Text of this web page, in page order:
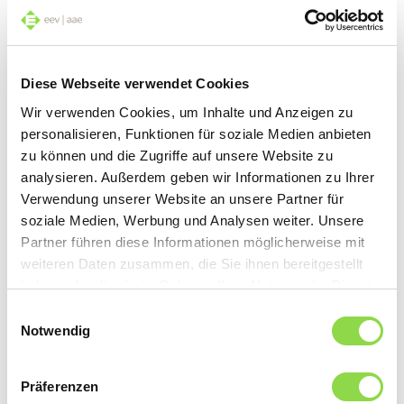
Diese Webseite verwendet Cookies
Wir verwenden Cookies, um Inhalte und Anzeigen zu
personalisieren, Funktionen für soziale Medien anbieten
zu können und die Zugriffe auf unsere Website zu
analysieren. Außerdem geben wir Informationen zu Ihrer
Verwendung unserer Website an unsere Partner für
soziale Medien, Werbung und Analysen weiter. Unsere
Partner führen diese Informationen möglicherweise mit
weiteren Daten zusammen, die Sie ihnen bereitgestellt
haben oder die sie im Rahmen Ihrer Nutzung der Dienste
Notwendig
Präferenzen
la protection des données à caractère personnel
Quels changements pour les
membres aae et l’aae?
Les modifications apportées à la loi entraînent
plusieurs changements et concernent tous les
secteurs et toutes les entreprises, quelle que soit
d’information des personnes concernées,
des données par des déclarations de